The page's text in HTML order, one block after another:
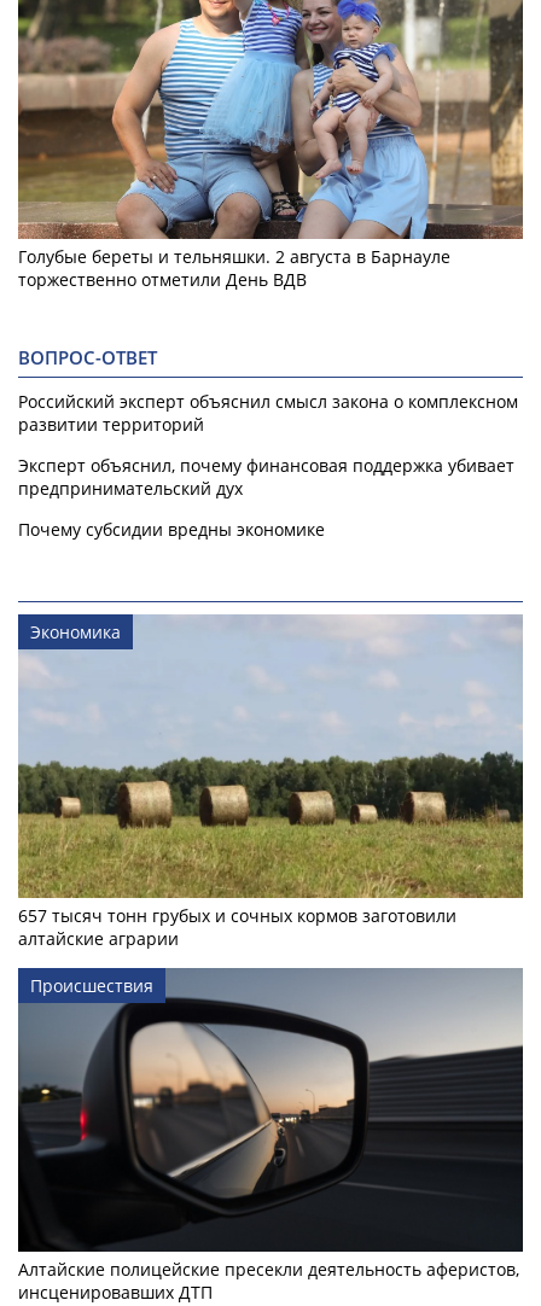
Голубые береты и тельняшки. 2 августа в Барнауле
торжественно отметили День ВДВ
ВОПРОС-ОТВЕТ
Российский эксперт объяснил смысл закона о комплексном
развитии территорий
Эксперт объяснил, почему финансовая поддержка убивает
предпринимательский дух
Почему субсидии вредны экономике
Экономика
657 тысяч тонн грубых и сочных кормов заготовили
алтайские аграрии
Происшествия
Алтайские полицейские пресекли деятельность аферистов,
инсценировавших ДТП